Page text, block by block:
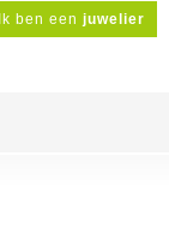
Ik ben een juwelier